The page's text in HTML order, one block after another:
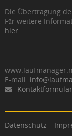
Die Übertragung
Für weitere
hier
E-mail:
Kontaktformular
Datenschutz